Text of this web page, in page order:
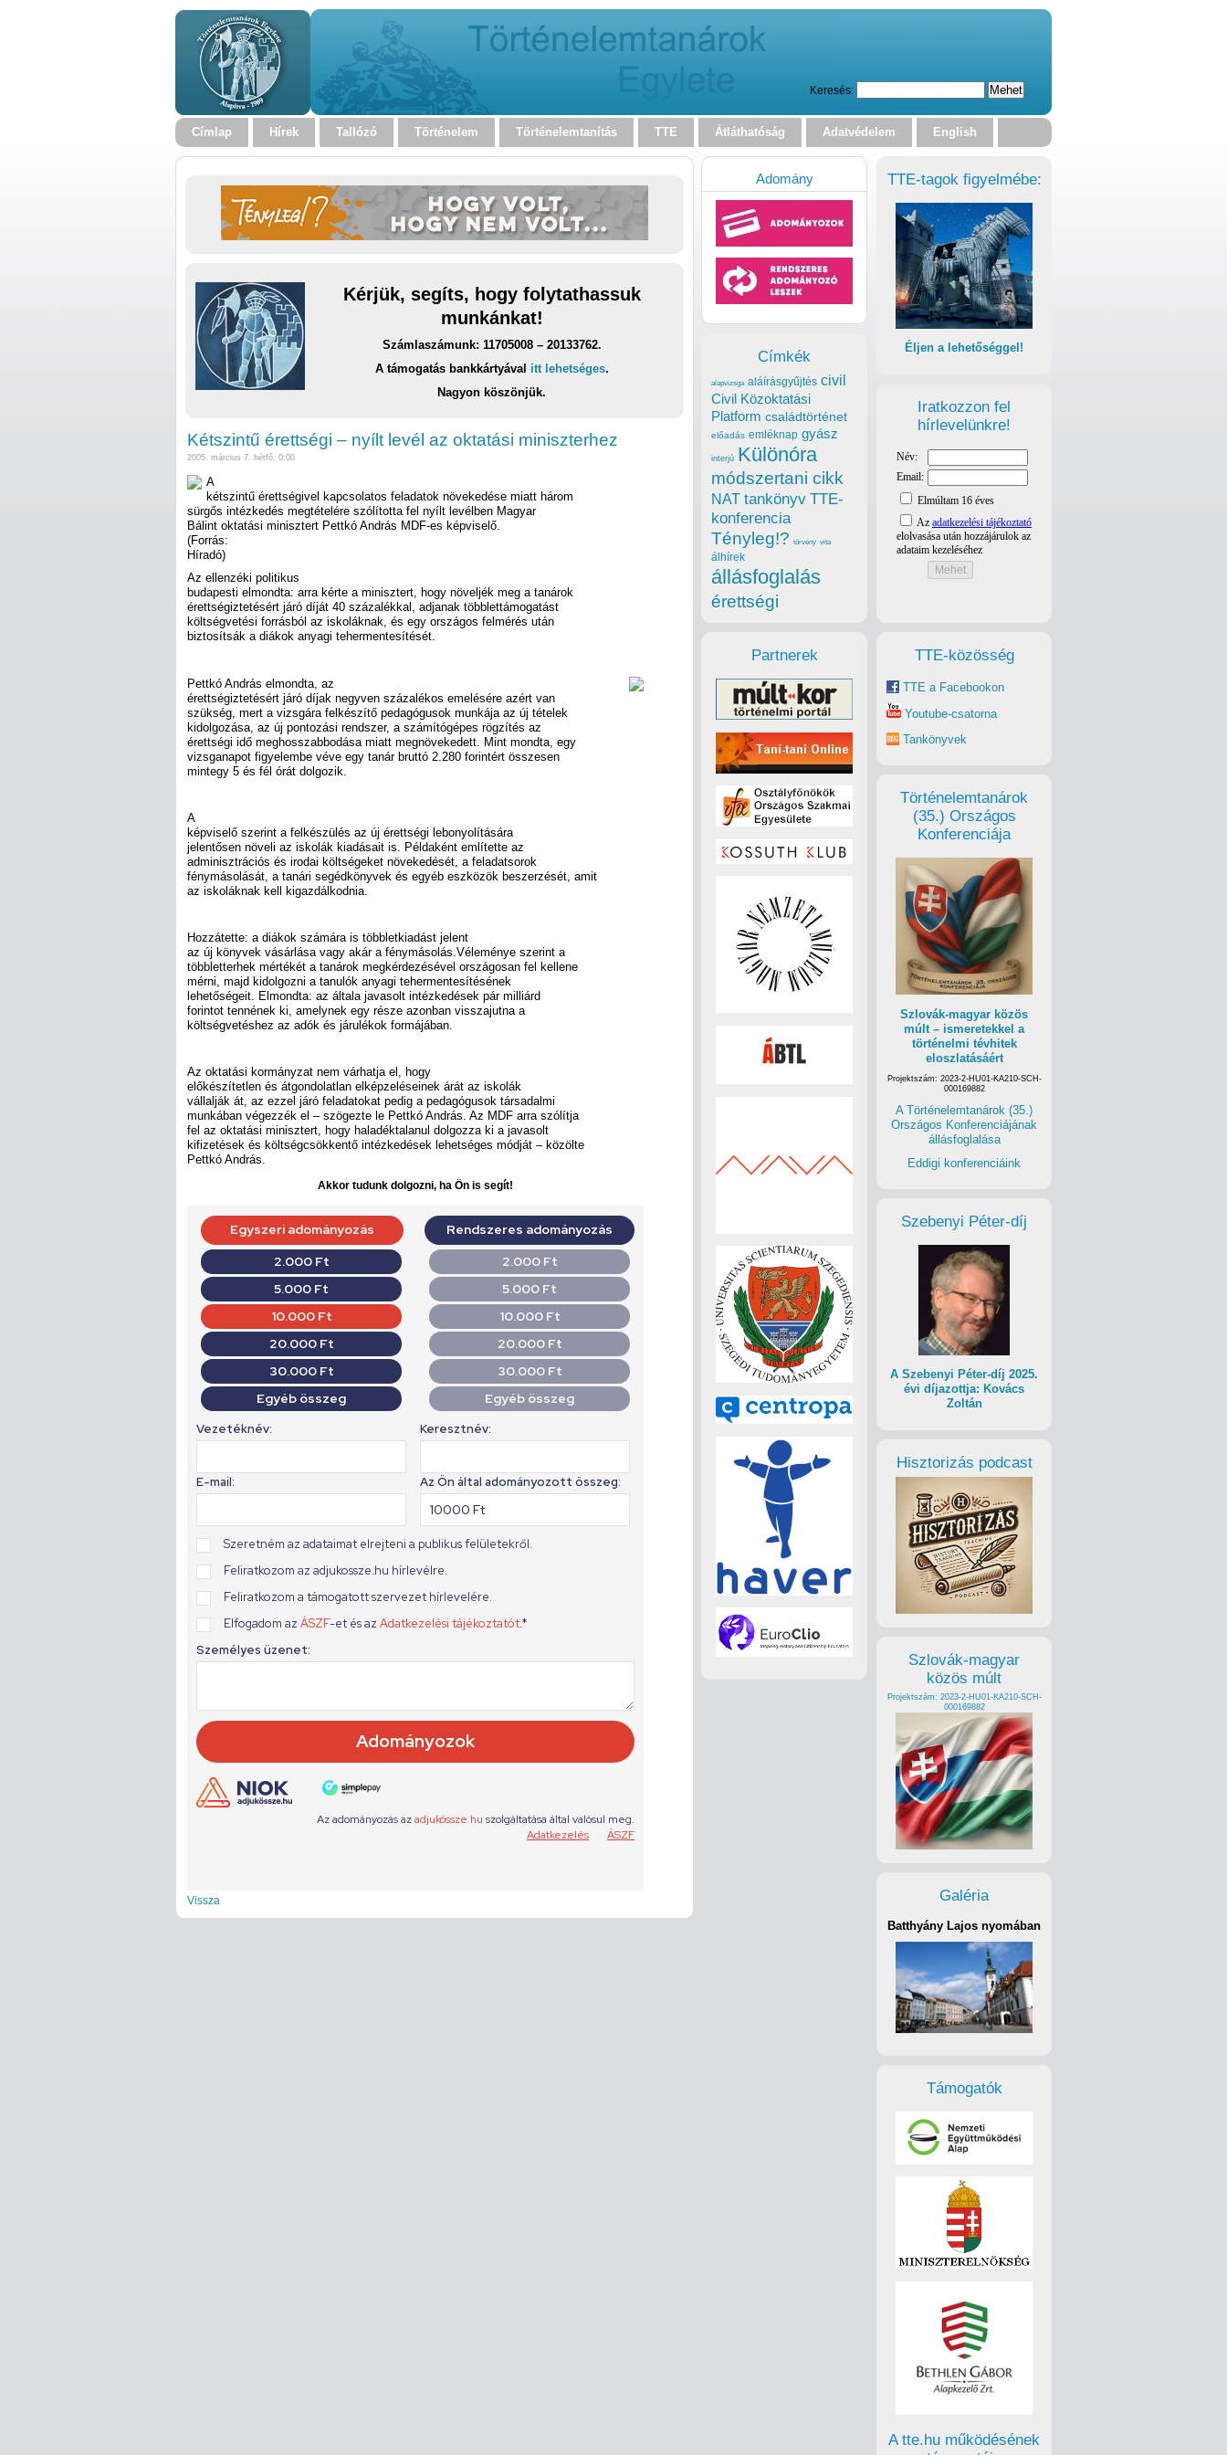
Keresés:
Címlap Hírek Tallózó Történelem Történelemtanítás TTE Átláthatóság Adatvédelem English
Kérjük, segíts, hogy folytathassuk
munkánkat!
Számlaszámunk: 11705008 – 20133762.
A támogatás bankkártyával itt lehetséges.
Nagyon köszönjük.
Kétszintű érettségi – nyílt levél az oktatási miniszterhez
2005. március 7. hétfő, 0:00
A
kétszintű érettségivel kapcsolatos feladatok növekedése miatt három
sürgős intézkedés megtételére szólította fel nyílt levélben Magyar
Bálint oktatási minisztert Pettkó András MDF-es képviselő.
(Forrás:
Híradó)
Az ellenzéki politikus
budapesti elmondta: arra kérte a minisztert, hogy növeljék meg a tanárok
érettségiztetésért járó díját 40 százalékkal, adjanak többlettámogatást
költségvetési forrásból az iskoláknak, és egy országos felmérés után
biztosítsák a diákok anyagi tehermentesítését.
Pettkó András elmondta, az
érettségiztetésért járó díjak negyven százalékos emelésére azért van
szükség, mert a vizsgára felkészítő pedagógusok munkája az új tételek
kidolgozása, az új pontozási rendszer, a számítógépes rögzítés az
érettségi idő meghosszabbodása miatt megnövekedett. Mint mondta, egy
vizsganapot figyelembe véve egy tanár bruttó 2.280 forintért összesen
mintegy 5 és fél órát dolgozik.
A
képviselő szerint a felkészülés az új érettségi lebonyolítására
jelentősen növeli az iskolák kiadásait is. Példaként említette az
adminisztrációs és irodai költségeket növekedését, a feladatsorok
fénymásolását, a tanári segédkönyvek és egyéb eszközök beszerzését, amit
az iskoláknak kell kigazdálkodnia.
Hozzátette: a diákok számára is többletkiadást jelent
az új könyvek vásárlása vagy akár a fénymásolás.Véleménye szerint a
többletterhek mértékét a tanárok megkérdezésével országosan fel kellene
mérni, majd kidolgozni a tanulók anyagi tehermentesítésének
lehetőségeit. Elmondta: az általa javasolt intézkedések pár milliárd
forintot tennének ki, amelynek egy része azonban visszajutna a
költségvetéshez az adók és járulékok formájában.
Az oktatási kormányzat nem várhatja el, hogy
előkészítetlen és átgondolatlan elképzeléseinek árát az iskolák
vállalják át, az ezzel járó feladatokat pedig a pedagógusok társadalmi
munkában végezzék el – szögezte le Pettkó András. Az MDF arra szólítja
fel az oktatási minisztert, hogy haladéktalanul dolgozza ki a javasolt
kifizetések és költségcsökkentő intézkedések lehetséges módját – közölte
Pettkó András.
Akkor tudunk dolgozni, ha Ön is segít!
Vissza
TTE-tagok figyelmébe:
Éljen a lehetőséggel!
Iratkozzon fel
hírlevelünkre!
TTE-közösség
TTE a Facebookon
Youtube-csatorna
Tankönyvek
Történelemtanárok
(35.) Országos
Konferenciája
Szlovák-magyar közös
múlt – ismeretekkel a
történelmi tévhitek
eloszlatásáért
Projektszám: 2023-2-HU01-KA210-SCH-
000169882
A Történelemtanárok (35.)
Országos Konferenciájának
állásfoglalása
Eddigi konferenciáink
Szebenyi Péter-díj
A Szebenyi Péter-díj 2025.
évi díjazottja: Kovács
Zoltán
Hisztorizás podcast
Szlovák-magyar
közös múlt
Projektszám: 2023-2-HU01-KA210-SCH-
000169882
Galéria
Batthyány Lajos nyomában
Támogatók
A tte.hu működésének
Adomány
Címkék
alapvizsga aláírásgyűjtés civil
Civil Közoktatási
Platform családtörténet
előadás emléknap gyász
interjú Különóra
módszertani cikk
NAT tankönyv TTE-
konferencia
Tényleg!? törvény vita
álhírek
állásfoglalás
érettségi
Partnerek